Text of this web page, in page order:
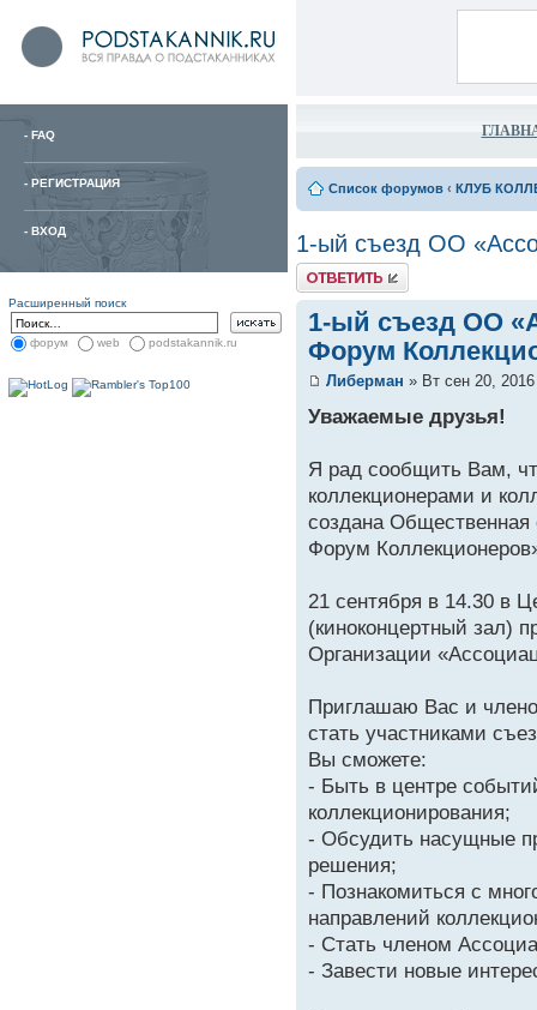
- FAQ
- РЕГИСТРАЦИЯ
- ВХОД
Расширенный поиск
форум web podstakannik.ru
Список форумов ‹ КЛУБ
1-ый съезд ОО
1-ый съезд ОО
Форум
Либерман » Вт сен 20,
Уважаемые друзья!
Я рад сообщить Вам,
коллекционерами и
создана Общественная
Форум
21 сентября в 14.30 в
(киноконцертный зал)
Организации
Приглашаю Вас и
стать участниками
Вы сможете:
- Быть в центре
коллекционирования;
- Обсудить насущные
решения;
- Познакомиться с
направлений
- Стать членом
- Завести новые